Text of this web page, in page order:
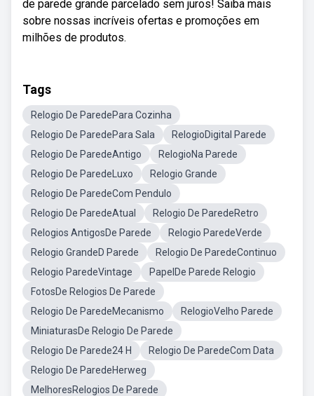
de parede grande parcelado sem juros! Saiba mais
sobre nossas incríveis ofertas e promoções em
milhões de produtos.
Tags
Relogio De ParedePara Cozinha
Relogio De ParedePara Sala
RelogioDigital Parede
Relogio De ParedeAntigo
RelogioNa Parede
Relogio De ParedeLuxo
Relogio Grande
Relogio De ParedeCom Pendulo
Relogio De ParedeAtual
Relogio De ParedeRetro
Relogios AntigosDe Parede
Relogio ParedeVerde
Relogio GrandeD Parede
Relogio De ParedeContinuo
Relogio ParedeVintage
PapelDe Parede Relogio
FotosDe Relogios De Parede
Relogio De ParedeMecanismo
RelogioVelho Parede
MiniaturasDe Relogio De Parede
Relogio De Parede24 H
Relogio De ParedeCom Data
Relogio De ParedeHerweg
MelhoresRelogios De Parede